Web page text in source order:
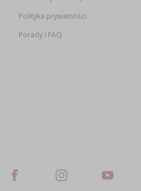
Polityka prywatności
Porady i FAQ